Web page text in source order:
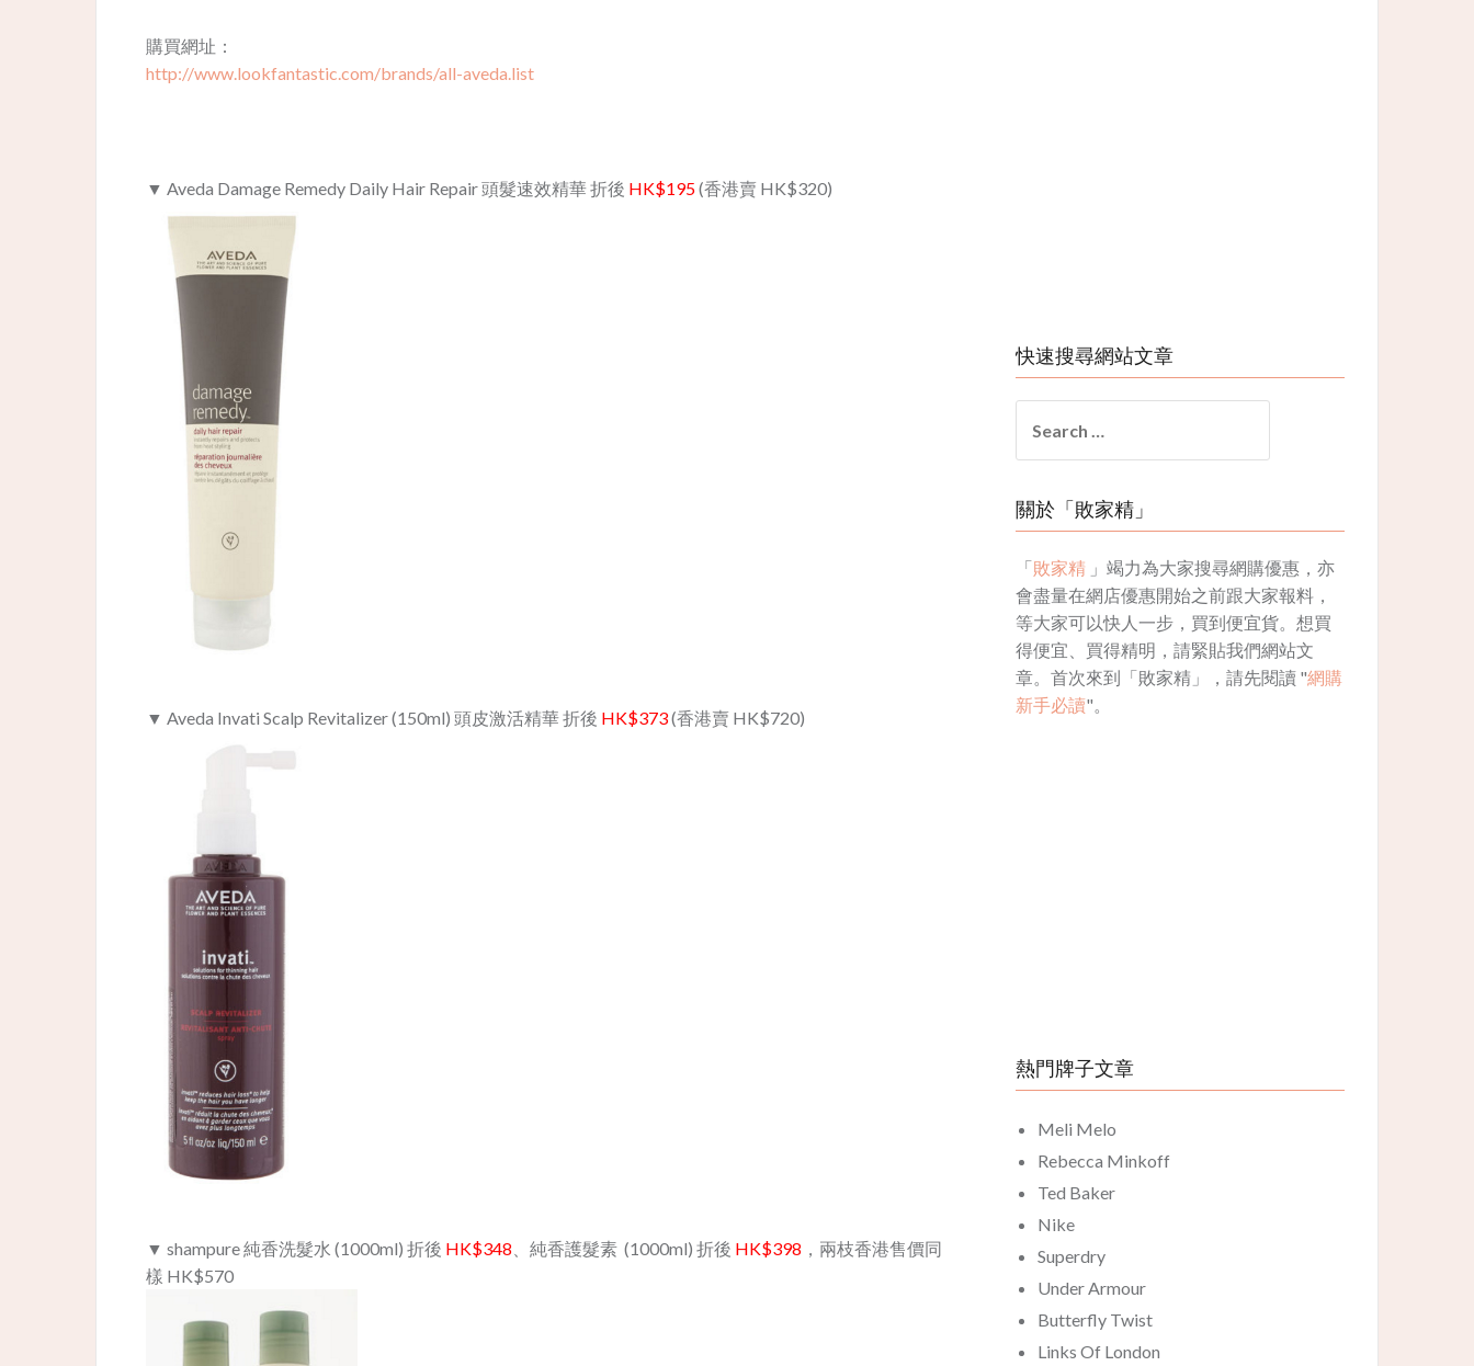
​購買網址：
http://www.lookfantastic.com/brands/all-aveda.list
▼ Aveda Damage Remedy Daily Hair Repair 頭髮速效精華 折後 HK$195(香港賣 HK$320)
▼ Aveda Invati Scalp Revitalizer (150ml) 頭皮激活精華 折後 HK$373(香港賣 HK$720)
▼ shampure 純香洗髮水 (1000ml) 折後 HK$348 、純香護髮素 (1000ml) 折後 HK$398 ，兩枝香港售價同
樣 HK$570
快速搜尋網站文章
for:
關於「敗家精」
「敗家精 」竭力為大家搜尋網購優惠，亦
會盡量在網店優惠開始之前跟大家報料，
等大家可以快人一步，買到便宜貨。想買
得便宜、買得精明，請緊貼我們網站文
章。首次來到「敗家精」，請先閱讀 "網購
新手必讀"。
熱門牌子文章
Meli Melo
Rebecca Minkoff
Ted Baker
Nike
Superdry
Under Armour
Butterfly Twist
Links Of London